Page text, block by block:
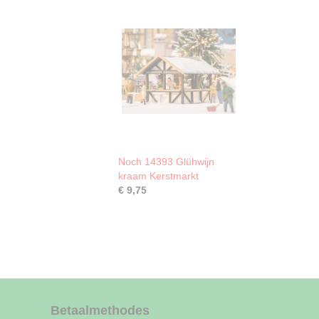
Noch 14393 Glühwijn
kraam Kerstmarkt
€ 9,75
Betaalmethodes